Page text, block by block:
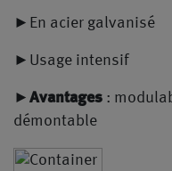
►En acier galvanisé
►Usage intensif
► Avantages :
démontable